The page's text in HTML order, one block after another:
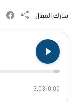
شارك المقال
0:00
/
3:03